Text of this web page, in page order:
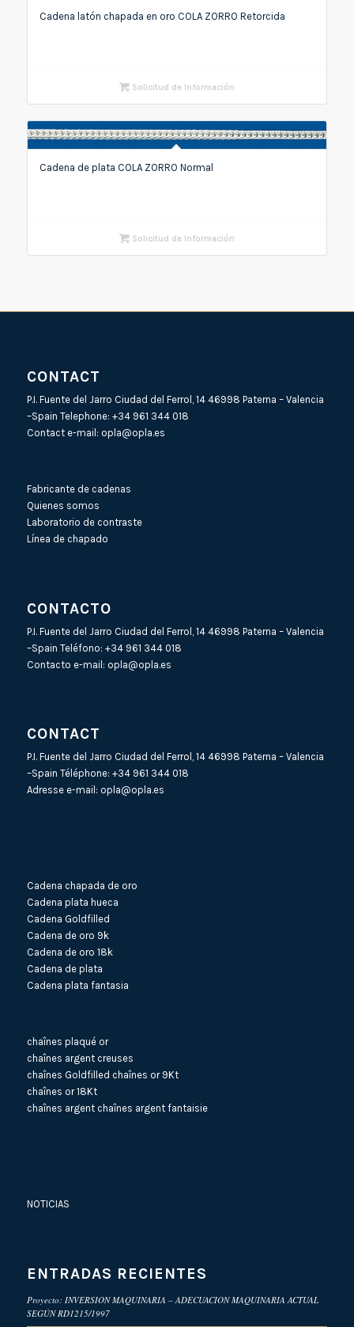
Cadena latón chapada en oro COLA ZORRO Retorcida
Solicitud de Información
Cadena de plata COLA ZORRO Normal
Solicitud de Información
CONTACT
P.I. Fuente del Jarro Ciudad del Ferrol, 14 46998 Paterna – Valencia
–Spain Telephone: +34 961 344 018
Contact e-mail: opla@opla.es
Fabricante de cadenas
Quienes somos
Laboratorio de contraste
Línea de chapado
CONTACTO
P.I. Fuente del Jarro Ciudad del Ferrol, 14 46998 Paterna – Valencia
–Spain Teléfono: +34 961 344 018
Contacto e-mail: opla@opla.es
CONTACT
P.I. Fuente del Jarro Ciudad del Ferrol, 14 46998 Paterna – Valencia
–Spain Téléphone: +34 961 344 018
Adresse e-mail: opla@opla.es
Cadena chapada de oro
Cadena plata hueca
Cadena Goldfilled
Cadena de oro 9k
Cadena de oro 18k
Cadena de plata
Cadena plata fantasia
chaînes plaqué or
chaînes argent creuses
chaînes Goldfilled chaînes or 9Kt
chaînes or 18Kt
chaînes argent chaînes argent fantaisie
NOTICIAS
ENTRADAS RECIENTES
Proyecto: INVERSION MAQUINARIA – ADECUACION MAQUINARIA ACTUAL
SEGÚN RD1215/1997